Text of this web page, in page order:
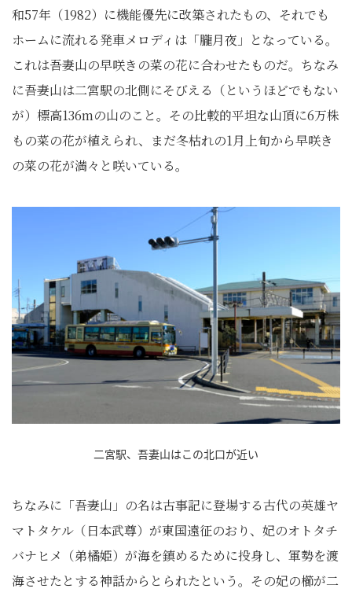
和57年（1982）に機能優先に改築されたもの、それでも
ホームに流れる発車メロディは「朧月夜」となっている。
これは吾妻山の早咲きの菜の花に合わせたものだ。ちなみ
に吾妻山は二宮駅の北側にそびえる（というほどでもない
が）標高136mの山のこと。その比較的平坦な山頂に6万株
もの菜の花が植えられ、まだ冬枯れの1月上旬から早咲き
の菜の花が満々と咲いている。
二宮駅、吾妻山はこの北口が近い
ちなみに「吾妻山」の名は古事記に登場する古代の英雄ヤ
マトタケル（日本武尊）が東国遠征のおり、妃のオトタチ
バナヒメ（弟橘姫）が海を鎮めるために投身し、軍勢を渡
海させたとする神話からとられたという。その妃の櫛が二